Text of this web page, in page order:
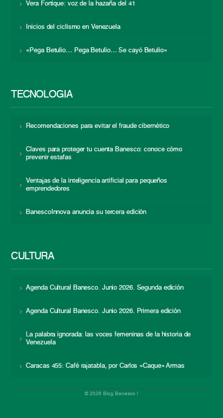
Vera Fortique: voz de la hazaña del 41
Inicios del ciclismo en Venezuela
«Pega Betulio… Pega Betulio… Se cayó Betulio»
TECNOLOGÍA
Recomendaciones para evitar el fraude cibernético
Claves para proteger tu cuenta Banesco: conoce cómo
prevenir estafas
Ventajas de la inteligencia artificial para pequeños
emprendedores
BanescoInnova anuncia su tercera edición
CULTURA
Agenda Cultural Banesco. Junio 2026. Segunda edición
Agenda Cultural Banesco. Junio 2026. Primera edición
La palabra ignorada: las voces femeninas de la historia de
Venezuela
Caracas 455: Café rajatabla, por Carlos «Caque» Armas
© 2026 Blog Banesco |